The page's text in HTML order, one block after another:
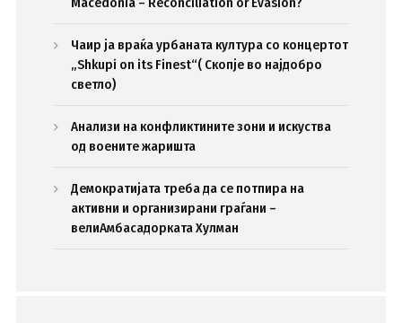
Чаир ја враќа урбаната култура со концертот
„Shkupi on its Finest“( Скопје во најдобро
светло)
Анализи на конфликтините зони и искуства
од воените жаришта
Демократијата треба да се потпира на
активни и организирани граѓани –
велиАмбасадорката Хулман